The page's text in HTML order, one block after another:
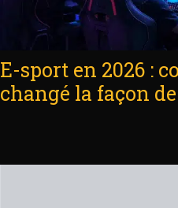
E-sport en 2026 :
changé la façon